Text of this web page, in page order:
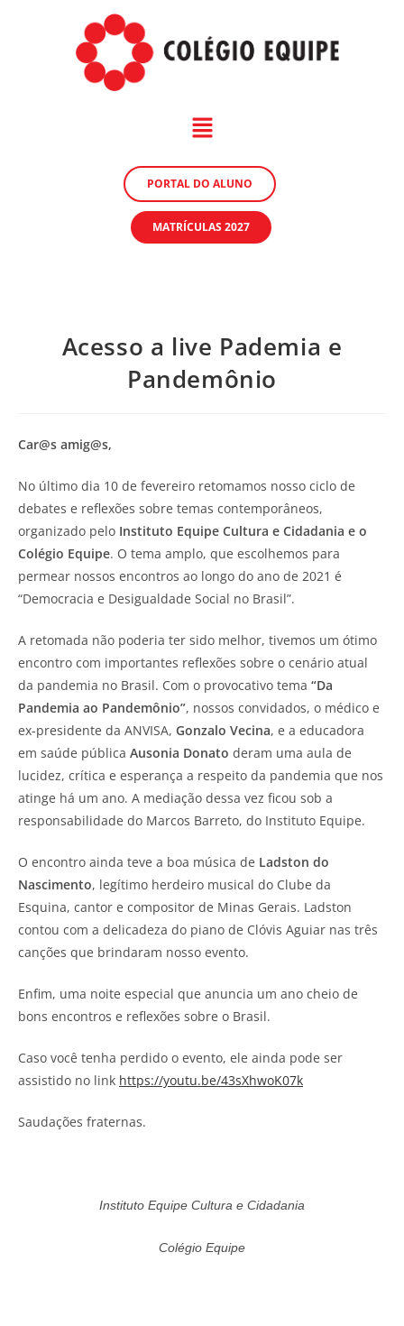
PORTAL DO ALUNO
MATRÍCULAS 2027
Acesso a live Pademia e
Pandemônio
Car@s amig@s,
No último dia 10 de fevereiro retomamos nosso ciclo de
debates e reflexões sobre temas contemporâneos,
organizado pelo Instituto Equipe Cultura e Cidadania e o
Colégio Equipe. O tema amplo, que escolhemos para
permear nossos encontros ao longo do ano de 2021 é
“Democracia e Desigualdade Social no Brasil”.
A retomada não poderia ter sido melhor, tivemos um ótimo
encontro com importantes reflexões sobre o cenário atual
da pandemia no Brasil. Com o provocativo tema “Da
Pandemia ao Pandemônio”, nossos convidados, o médico e
ex-presidente da ANVISA, Gonzalo Vecina, e a educadora
em saúde pública Ausonia Donato deram uma aula de
lucidez, crítica e esperança a respeito da pandemia que nos
atinge há um ano. A mediação dessa vez ficou sob a
responsabilidade do Marcos Barreto, do Instituto Equipe.
O encontro ainda teve a boa música de Ladston do
Nascimento, legítimo herdeiro musical do Clube da
Esquina, cantor e compositor de Minas Gerais. Ladston
contou com a delicadeza do piano de Clóvis Aguiar nas três
canções que brindaram nosso evento.
Enfim, uma noite especial que anuncia um ano cheio de
bons encontros e reflexões sobre o Brasil.
Caso você tenha perdido o evento, ele ainda pode ser
assistido no link https://youtu.be/43sXhwoK07k
Saudações fraternas.
Instituto Equipe Cultura e Cidadania
Colégio Equipe